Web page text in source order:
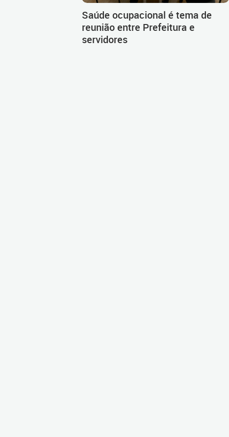
Saúde ocupacional é tema de
reunião entre Prefeitura e
servidores